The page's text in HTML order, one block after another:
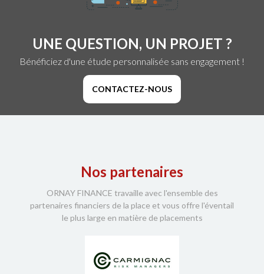
UNE QUESTION, UN PROJET ?
Bénéficiez d'une étude personnalisée sans engagement !
CONTACTEZ-NOUS
Nos partenaires
ORNAY FINANCE travaille avec l'ensemble des
partenaires financiers de la place et vous offre l'éventail
le plus large en matière de placements